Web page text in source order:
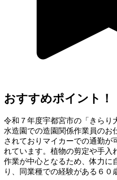
おすすめポイント！
令和７年度宇都宮市の「きらり
水造園での造園関係作業員のお
されておりマイカーでの通勤が
れています。植物の剪定や手入
作業が中心となるため、体力に
り、同業種での経験がある６０